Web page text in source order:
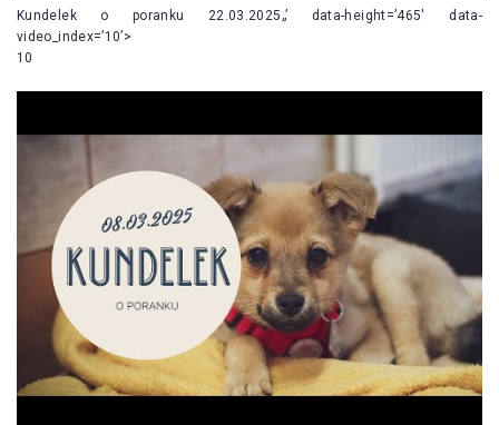
Kundelek o poranku 22.03.2025„’ data-height=’465′ data-
video_index=’10’>
10